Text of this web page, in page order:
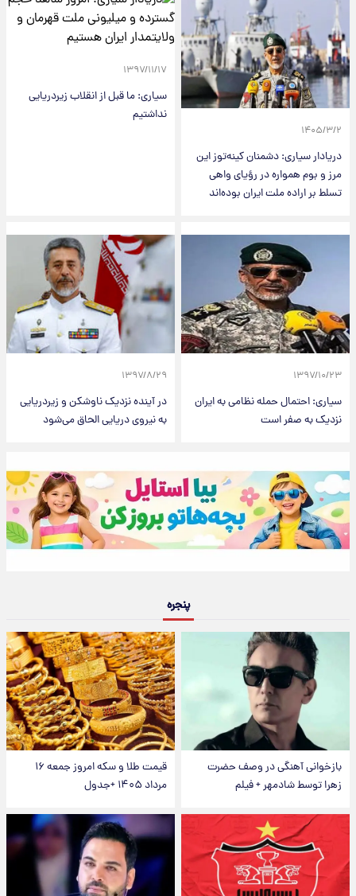
۱۴۰۵/۳/۲
دریادار سیاری: دشمنان کینه‌توز این
مرز و بوم همواره در رؤیای واهی
تسلط بر اراده ملت ایران بوده‌اند
۱۳۹۷/۱۱/۱۷
سیاری: ما قبل از انقلاب زیردریایی
نداشتیم
۱۳۹۷/۱۰/۲۳
سیاری: احتمال حمله نظامی به ایران
نزدیک به صفر است
۱۳۹۷/۸/۲۹
در آینده نزدیک ناوشکن و زیردریایی
به نیروی دریایی الحاق می‌شود
پنجره
بازخوانی آهنگی در وصف حضرت
زهرا توسط شادمهر + فیلم
قیمت طلا و سکه امروز جمعه ۱۶
مرداد ۱۴۰۵ +جدول